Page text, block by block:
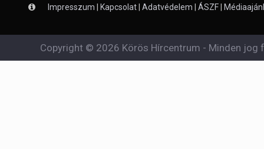
Impresszum
Kapcsolat Adatvédelem ÁSZF
Copyright © 2026 Körös Hírcentrum - Minden jog